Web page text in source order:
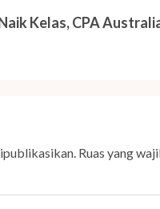
Kelas, CPA
Ruas yang